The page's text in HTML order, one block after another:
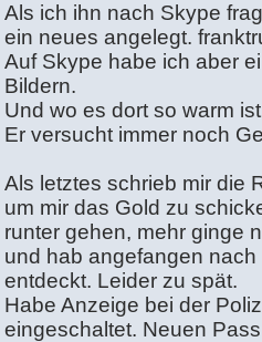
Als ich ihn nach Skype
ein neues angelegt.
Auf Skype habe ich aber
Bildern.
Und wo es dort so warm
Er versucht immer noch
Als letztes schrieb mir die
um mir das Gold zu
runter gehen, mehr ginge
und hab angefangen
entdeckt. Leider zu spät.
Habe Anzeige bei der
eingeschaltet. Neuen